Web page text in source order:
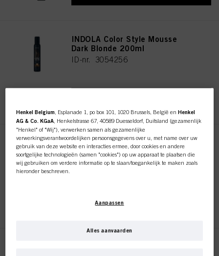
INDOLA Color Style Mousse
Dark Blonde 200ml
ID-nr. 3054256
INDOLA Color Style Mousse
Honey Blonde 200ml
ID-nr. 3054239
REGISTEREN EN KOPEN
Henkel Belgium , Esplanade 1, po box 101, 1020 Brussels, België enHenkel
AG & Co. KGaA , Henkelstrasse 67, 40589 Duesseldorf, Duitsland (gezamenlijk
"Henkel" of "Wij"), verwerken samen als gezamenlijke
verwerkingsverantwoordelijken persoonsgegevens over u, met name over uw
gebruik van deze website en interacties ermee, door cookies en andere
soortgelijke technologieën (samen "cookies") op uw apparaat te plaatsen die
wij gebruiken om verdere informatie op te slaan/toegankelijk te maken zoals
hieronder beschreven.
aangegeven in onze Gegevensbeschermingsverklaring waarnaar een link in
te meten en te optimaliseren, om u
Aanpassen
Alles aanvaarden